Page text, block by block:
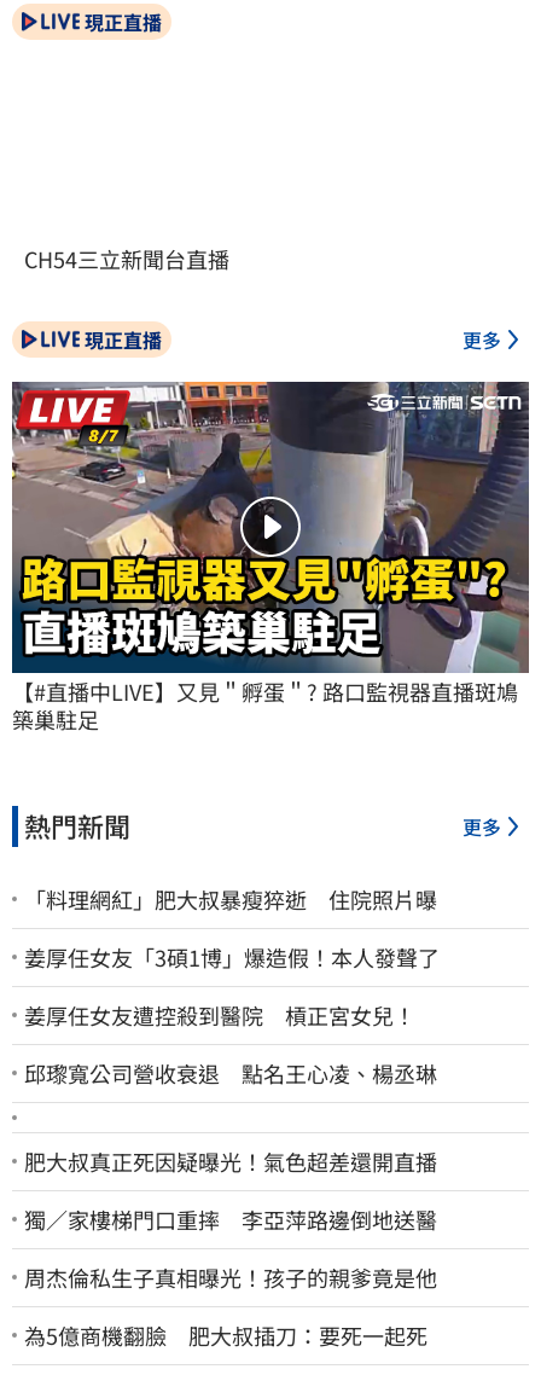
現正直播
CH54三立新聞台直播
現正直播 更多
【#直播中LIVE】又見＂孵蛋＂? 路口監視器直播斑鳩
築巢駐足
熱門新聞 更多
「料理網紅」肥大叔暴瘦猝逝 住院照片曝
姜厚任女友「3碩1博」爆造假！本人發聲了
姜厚任女友遭控殺到醫院 槓正宮女兒！
邱瓈寬公司營收衰退 點名王心凌、楊丞琳
肥大叔真正死因疑曝光！氣色超差還開直播
獨／家樓梯門口重摔 李亞萍路邊倒地送醫
周杰倫私生子真相曝光！孩子的親爹竟是他
為5億商機翻臉 肥大叔插刀：要死一起死